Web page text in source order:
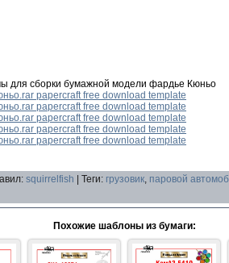
для сборки бумажной модели фардье Кюньо
papercraft free download template
papercraft free download template
papercraft free download template
papercraft free download template
papercraft free download template
: squirrelfish Теги: грузовик, паровой
Похожие шаблоны из бумаги: